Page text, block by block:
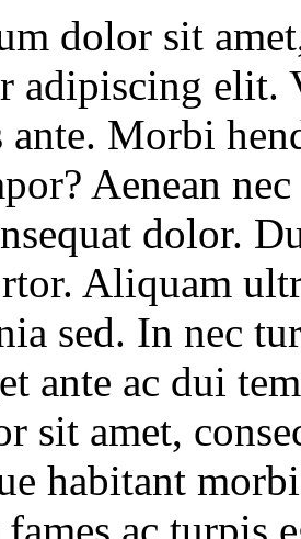
dolor sit
adipiscing elit.
Morbi
Aenean
dolor.
Aliquam
sed. In nec
ante ac dui
sit amet,
habitant